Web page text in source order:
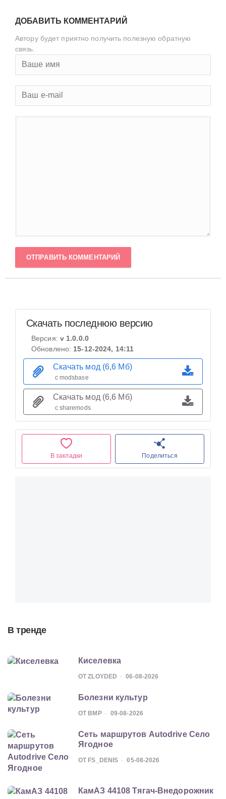
ДОБАВИТЬ КОММЕНТАРИЙ
Автору будет приятно получить полезную обратную
связь.
ОТПРАВИТЬ КОММЕНТАРИЙ
В закладки Поделиться
Скачать последнюю версию
Версия: v 1.0.0.0
Обновлено: 15-12-2024, 14:11
Скачать мод (6,6 Мб)
с modsbase
Скачать мод (6,6 Мб)
с sharemods
В тренде
Киселевка
ОТ ZLOYDED 06-08-2026
Болезни культур
ОТ BMP 09-08-2026
Сеть маршрутов Autodrive Село
Ягодное
ОТ FS_DENIS 05-08-2026
КамАЗ 44108 Тягач-Внедорожник